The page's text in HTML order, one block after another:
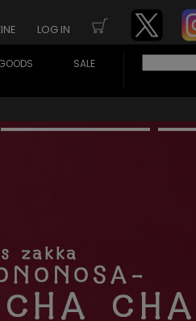
LOG IN
SALE